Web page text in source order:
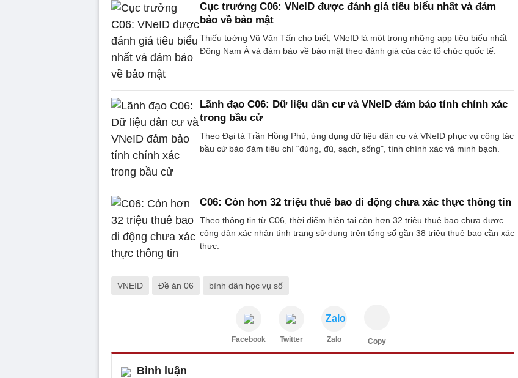
Cục trưởng C06: VNeID được đánh giá tiêu biểu nhất và đảm
bảo về bảo mật
Thiếu tướng Vũ Văn Tấn cho biết, VNeID là một trong những app tiêu biểu nhất
Đông Nam Á và đảm bảo về bảo mật theo đánh giá của các tổ chức quốc tế.
Lãnh đạo C06: Dữ liệu dân cư và VNeID đảm bảo tính chính xác
trong bầu cử
Theo Đại tá Trần Hồng Phú, ứng dụng dữ liệu dân cư và VNeID phục vụ công tác
bầu cử bảo đảm tiêu chí “đúng, đủ, sạch, sống", tính chính xác và minh bạch.
C06: Còn hơn 32 triệu thuê bao di động chưa xác thực thông tin
Theo thông tin từ C06, thời điểm hiện tại còn hơn 32 triệu thuê bao chưa được
công dân xác nhận tình trạng sử dụng trên tổng số gần 38 triệu thuê bao cần xác
thực.
VNEID Đề án 06 bình dân học vụ số
Facebook Twitter
Zalo
Zalo Copy
Bình luận